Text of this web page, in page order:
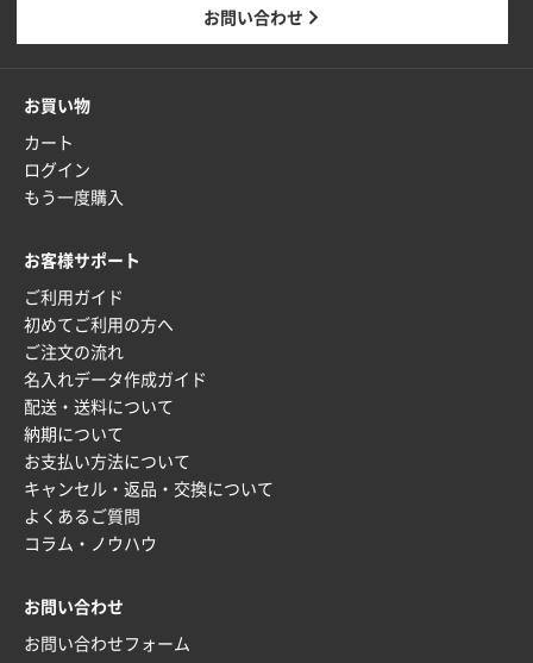
ワンポイント箔押し紙袋 M横サイズ(A4対応)100
2025年12月22日 03:31
神奈川県S社様
2025年12月16日 10:39
短納期対応が素晴らしい
富山県O社様
uni ジェットストリーム 07
2025年12月09日 14:04
安い、早い
埼玉県G社様
ラミネート紙袋 規格L4サイズ(B4対応)
2025年12月04日 17:34
兵庫県のお客様
お問い合わせ
お買い物
カート
ログイン
もう一度購入
お客様サポート
ご利用ガイド
初めてご利用の方へ
ご注文の流れ
名入れデータ作成ガイド
配送・送料について
納期について
お支払い方法について
キャンセル・返品・交換について
よくあるご質問
コラム・ノウハウ
お問い合わせ
お問い合わせフォーム